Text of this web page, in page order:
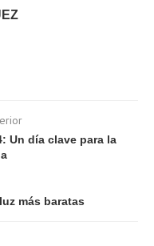
Un día clave para la
más baratas